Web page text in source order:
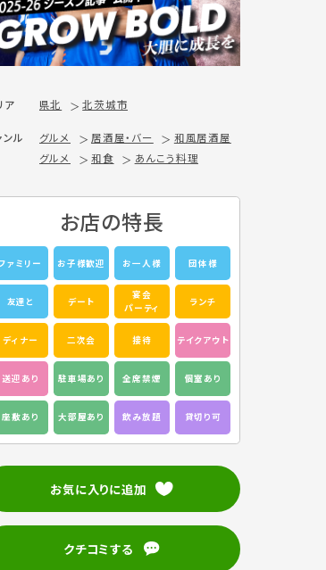
ア 県北 北茨城市
ンル グルメ 居酒屋・バー
和風居酒屋
グルメ
和食 あんこう料理
お店の特長
ァミリー お子様歓迎 お一人様 団体様
友達と デート
宴会
パーティ
ランチ
ディナー 二次会 接待 テイクアウト
送迎あり 駐車場あり 全席禁煙 個室あり
座敷あり 大部屋あり 飲み放題 貸切り可
お気に入りに追加
クチコミする